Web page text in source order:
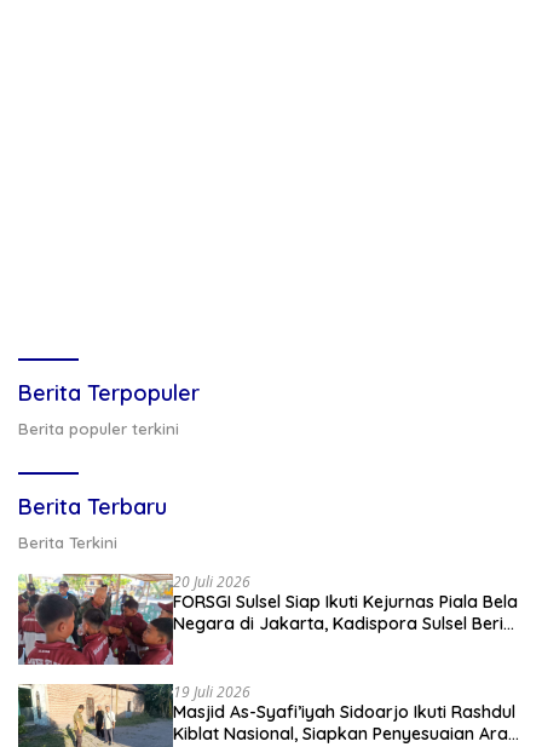
Berita Terpopuler
Berita populer terkini
Berita Terbaru
Berita Terkini
20 Juli 2026
FORSGI Sulsel Siap Ikuti Kejurnas Piala Bela
Negara di Jakarta, Kadispora Sulsel Beri
19 Juli 2026
Masjid As-Syafi’iyah Sidoarjo Ikuti Rashdul
Kiblat Nasional, Siapkan Penyesuaian Arah